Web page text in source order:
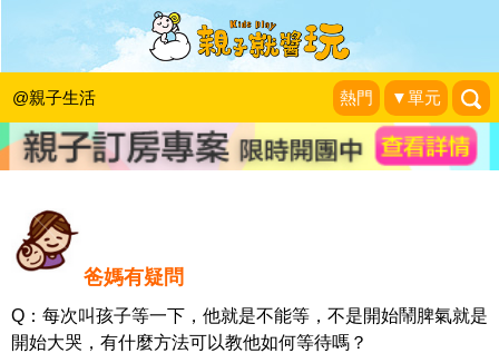
@親子生活 熱門 ▼單元
《創意玩教養》如何教導孩子學會等
待？
新手父母|2013-08-25
爸媽有疑問
Q：每次叫孩子等一下，他就是不能等，不是開始鬧脾氣就是
開始大哭，有什麼方法可以教他如何等待嗎？